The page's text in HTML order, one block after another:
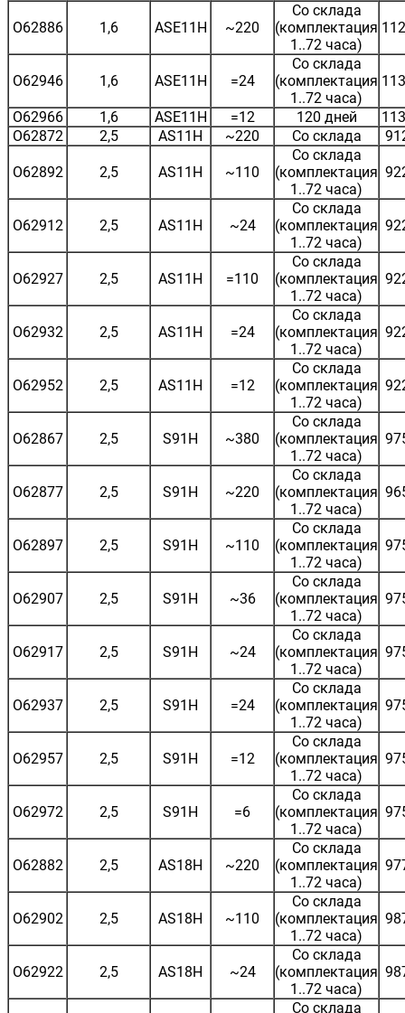
O62886 1,6 ASE11H ~220
Со склада
(комплектация
1..72 часа)
O62946 1,6 ASE11H =24
Со склада
(комплектация
1..72 часа)
O62966 1,6 ASE11H =12 120 дней
O62872
2,5 AS11H ~220 Со склада
O62892 2,5 AS11H ~110
Со склада
(комплектация
1..72 часа)
O62912 2,5 AS11H ~24
Со склада
(комплектация
1..72 часа)
O62927 2,5 AS11H =110
Со склада
(комплектация
1..72 часа)
O62932 2,5 AS11H =24
Со склада
(комплектация
1..72 часа)
O62952 2,5 AS11H =12
Со склада
(комплектация
1..72 часа)
O62867 2,5 S91H ~380
Со склада
(комплектация
1..72 часа)
O62877 2,5 S91H ~220
Со склада
(комплектация
1..72 часа)
O62897 2,5 S91H ~110
Со склада
(комплектация
1..72 часа)
O62907 2,5 S91H ~36
Со склада
(комплектация
1..72 часа)
O62917 2,5 S91H ~24
Со склада
(комплектация
1..72 часа)
O62937 2,5 S91H =24
Со склада
(комплектация
1..72 часа)
O62957 2,5 S91H =12
Со склада
(комплектация
1..72 часа)
O62972 2,5 S91H =6
Со склада
(комплектация
1..72 часа)
O62882 2,5 AS18H ~220
Со склада
(комплектация
1..72 часа)
O62902 2,5 AS18H ~110
Со склада
(комплектация
1..72 часа)
O62922 2,5 AS18H ~24
Со склада
(комплектация
1..72 часа)
Со склада